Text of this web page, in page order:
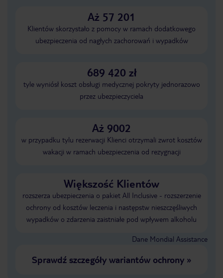
Aż 57 201
Klientów skorzystało z pomocy w ramach dodatkowego
ubezpieczenia od nagłych zachorowań i wypadków
689 420 zł
tyle wyniósł koszt obsługi medycznej pokryty jednorazowo
przez ubezpieczyciela
Aż 9002
w przypadku tylu rezerwacji Klienci otrzymali zwrot kosztów
wakacji w ramach ubezpieczenia od rezygnacji
Większość Klientów
rozszerza ubezpieczenia o pakiet All Inclusive - rozszerzenie
ochrony od kosztów leczenia i następstw nieszczęśliwych
wypadków o zdarzenia zaistniałe pod wpływem alkoholu
Dane Mondial Assistance
Sprawdź szczegóły wariantów ochrony»